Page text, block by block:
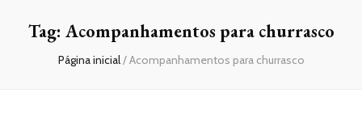
Tag: Acompanhamentos para churrasco
Página inicial/Acompanhamentos para churrasco